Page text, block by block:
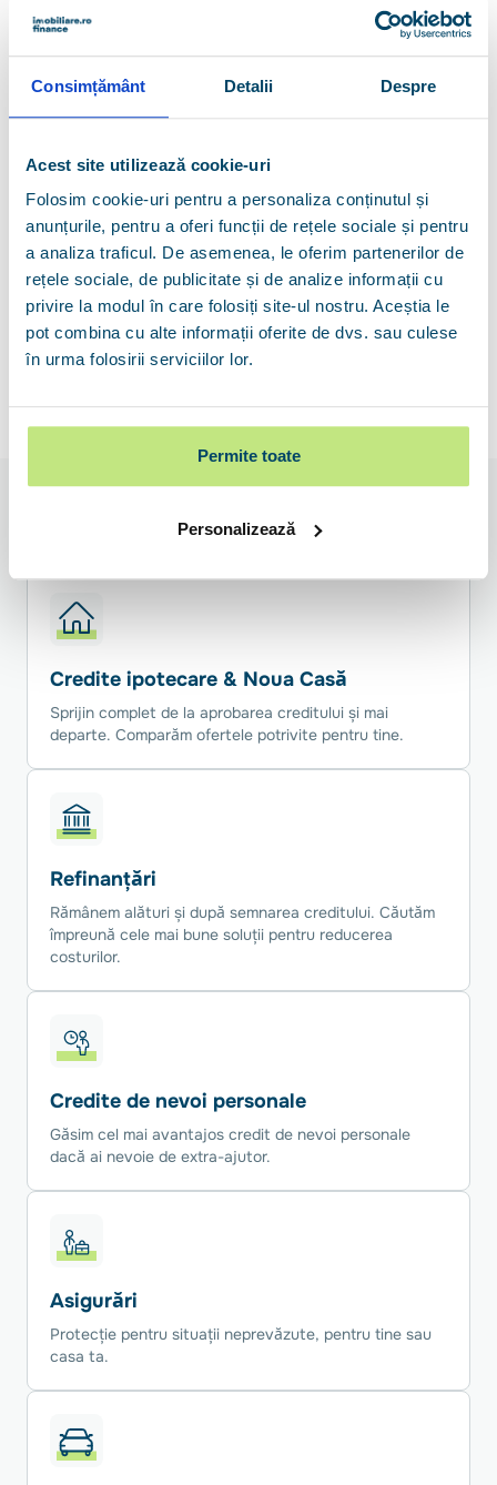
Consimțământ Detalii Despre
Acest site utilizează cookie-uri
Folosim cookie-uri pentru a personaliza conținutul și
anunțurile, pentru a oferi funcții de rețele sociale și pentru
a analiza traficul. De asemenea, le oferim partenerilor de
rețele sociale, de publicitate și de analize informații cu
privire la modul în care folosiți site-ul nostru. Aceștia le
pot combina cu alte informații oferite de dvs. sau culese
în urma folosirii serviciilor lor.
Permite toate
Personalizează
Preț mediu per tranzacție 550.568 lei
În prima jumătate a anului 2026, piața
imobiliară din București a rămas principalul pol
59,36%dintre cumpărători declarând că vor
apela la un credit ipotecar.
Prețul mediu solicitat de vânzători pentru
proprietățile rezidențiale a fost de2.263 €/mp, ceea
ce s-a reflectat într-un preț mediu plătit pentru o
proprietate de550.568 lei. Pentru aceste achiziții,
cumpărătorii au achitat un avans mediu de
Credite ipotecare & Noua Casă
Sprijin complet de la aprobarea creditului și mai
departe. Comparăm ofertele potrivite pentru tine.
Refinanțări
Rămânem alături și după semnarea creditului. Căutăm
împreună cele mai bune soluții pentru reducerea
costurilor.
Credite de nevoi personale
Găsim cel mai avantajos credit de nevoi personale
dacă ai nevoie de extra-ajutor.
Asigurări
Protecție pentru situații neprevăzute, pentru tine sau
casa ta.